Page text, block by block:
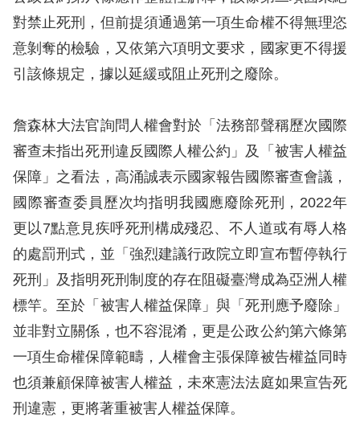
政
策
私
權
保
護
政
策
政
府
網
站
資
料
對禁止死刑，但前提須通過第一項生命權不得無理恣
意剝奪的檢驗，又依第六項明文要求，國家更不得援
引該條規定，據以延緩或阻止死刑之廢除。
詹森林大法官詢問人權會對於「法務部聲稱歷次國際
審查未指出死刑違反國際人權公約」及「被害人權益
保障」之看法，高涌誠表示國家報告國際審查會議，
國際審查委員歷次均指明我國應廢除死刑，2022年
更以7點意見疾呼死刑構成殘忍、不人道或有辱人格
的處罰刑式，並「強烈建議行政院立即宣布暫停執行
死刑」及指明死刑制度的存在阻礙臺灣成為亞洲人權
標竿。至於「被害人權益保障」與「死刑應予廢除」
並非對立關係，也不容混淆，更是公政公約第六條第
一項生命權保障範疇，人權會主張保障被告權益同時
也須兼顧保障被害人權益，未來憲法法庭如果宣告死
刑違憲，更將著重被害人權益保障。